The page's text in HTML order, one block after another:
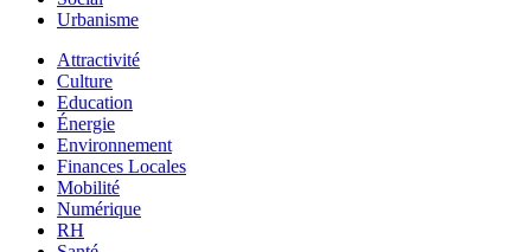
Urbanisme
Attractivité
Culture
Education
Énergie
Environnement
Finances Locales
Mobilité
Numérique
RH